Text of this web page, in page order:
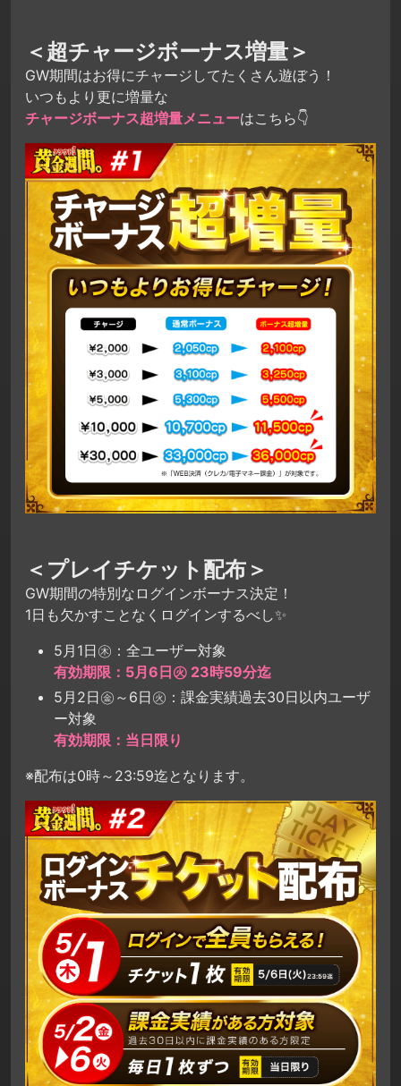
＜超チャージボーナス増量＞
GW期間はお得にチャージしてたくさん遊ぼう！
いつもより更に増量な
チャージボーナス超増量メニューはこちら👇
＜プレイチケット配布＞
GW期間の特別なログインボーナス決定！
1日も欠かすことなくログインするべし✨
5月1日㊍：全ユーザー対象
有効期限：5月6日㊋ 23時59分迄
5月2日㊎～6日㊋：課金実績過去30日以内ユーザ
ー対象
有効期限：当日限り
※配布は0時～23:59迄となります。